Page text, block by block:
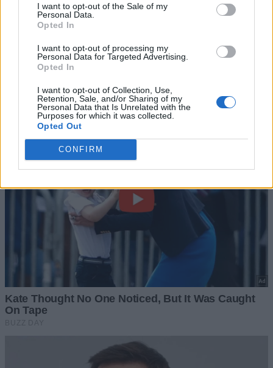
I want to opt-out of the Sale of my
Personal Data.
Opted In
I want to opt-out of processing my
Personal Data for Targeted Advertising.
Opted In
I want to opt-out of Collection, Use,
Retention, Sale, and/or Sharing of my
Personal Data that Is Unrelated with the
Purposes for which it was collected.
Opted Out
CONFIRM